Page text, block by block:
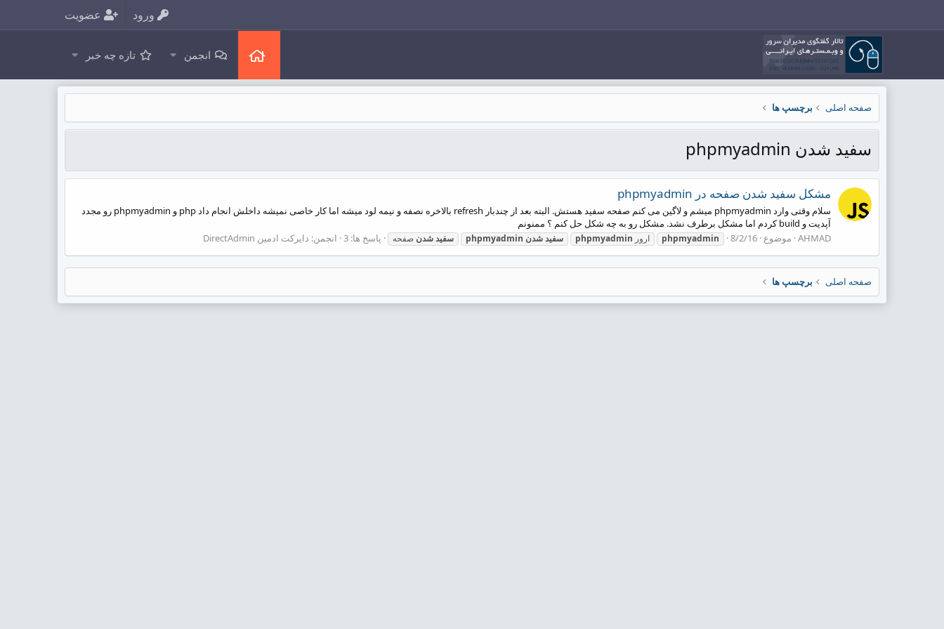
ورود عضویت
انجمن تازه چه خبر
صفحه اصلی برچسپ ها
سفید شدن phpmyadmin
مشکل سفید شدن صفحه در phpmyadmin
سلام وقتی وارد phpmyadmin میشم و لاگین می کنم صفحه سفید هستش. البته بعد از چندبار refresh بالاخره نصفه و نیمه لود میشه اما کار خاصی نمیشه داخلش انجام داد php و phpmyadmin رو مجدد
آپدیت و build کردم اما مشکل برطرف نشد. مشکل رو به چه شکل حل کنم ؟ ممنونم
AHMAD موضوع 8/2/16
phpmyadmin ارور phpmyadmin سفیدشدن phpmyadmin سفیدشدن صفحه پاسخ ها: 3 انجمن: دایرکت ادمین DirectAdmin
صفحه اصلی برچسپ ها